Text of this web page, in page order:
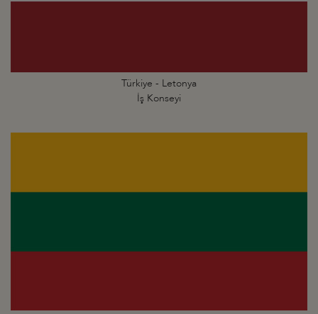
Türkiye - Letonya
İş Konseyi